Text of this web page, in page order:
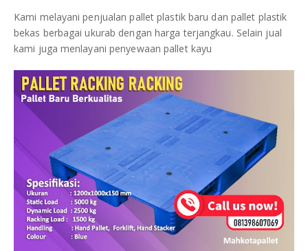
Kami melayani penjualan pallet plastik baru dan pallet plastik
bekas berbagai ukurab dengan harga terjangkau. Selain jual
kami juga menlayani penyewaan pallet kayu